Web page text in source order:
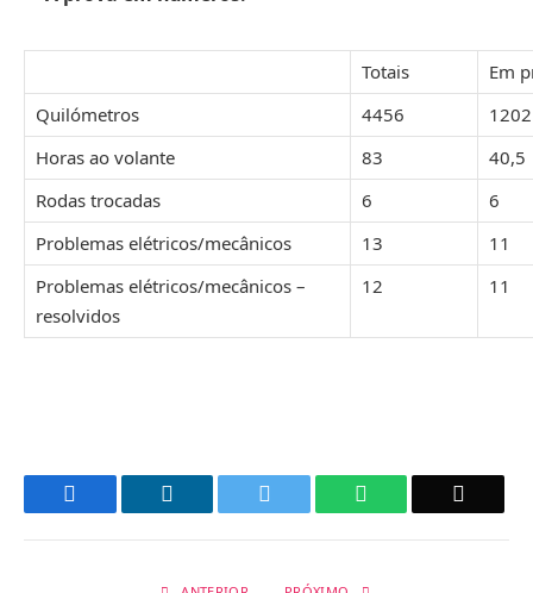
Totais
Em
Quilómetros
4456
1202
Horas ao volante
83
40,5
Rodas trocadas
6
6
Problemas elétricos/mecânicos
13
11
Problemas elétricos/mecânicos –
resolvidos
12 11
WhatsApp